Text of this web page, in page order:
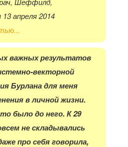
13 апреля 2014
важных результатов
векторной
Бурлана для меня
в личной жизни.
было до него. К 29
не складывались
про себя говорила,